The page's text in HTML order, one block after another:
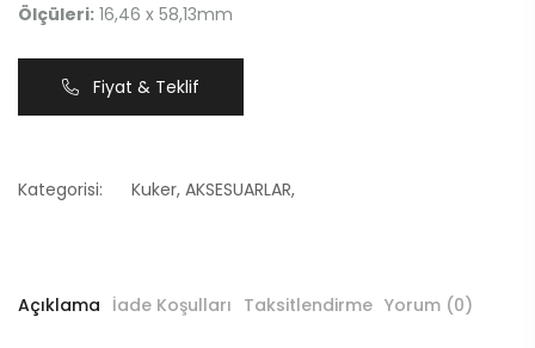
Ölçüleri: 16,46 x 58,13mm
Fiyat & Teklif
Kategorisi: Kuker, AKSESUARLAR,
Açıklama İade Koşulları Taksitlendirme Yorum (0)